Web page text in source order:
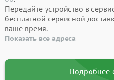
Передайте устройство в
бесплатной сервисной
ваше время.
Показать все адреса
Подробнее